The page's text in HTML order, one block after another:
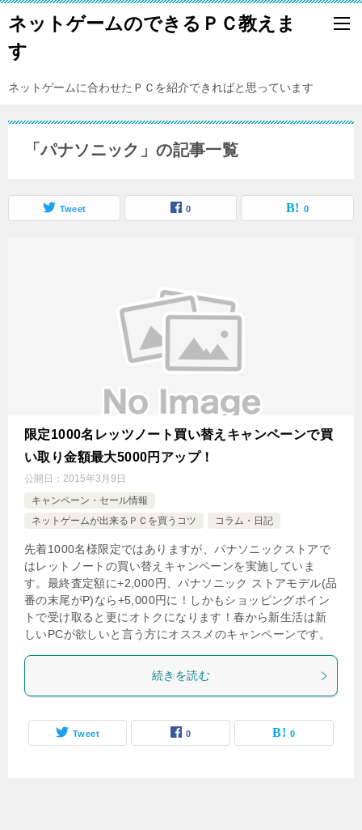
ネットゲームのできるＰＣ教えま
す
ネットゲームに合わせたＰＣを紹介できればと思っています
「パナソニック」の記事一覧
Tweet 0 0
限定1000名レッツノート買い替えキャンペーンで買
い取り金額最大5000円アップ！
公開日： 2015年3月9日
キャンペーン・セール情報
ネットゲームが出来るＰＣを買うコツ
コラム・日記
先着1000名様限定ではありますが、パナソニックストアで
はレットノートの買い替えキャンペーンを実施していま
す。最終査定額に+2,000円、パナソニック ストアモデル(品
番の末尾がP)なら+5,000円に！しかもショッピングポイン
トで受け取ると更にオトクになります！春から新生活は新
しいPCが欲しいと言う方にオススメのキャンペーンです。
続きを読む
Tweet 0 0